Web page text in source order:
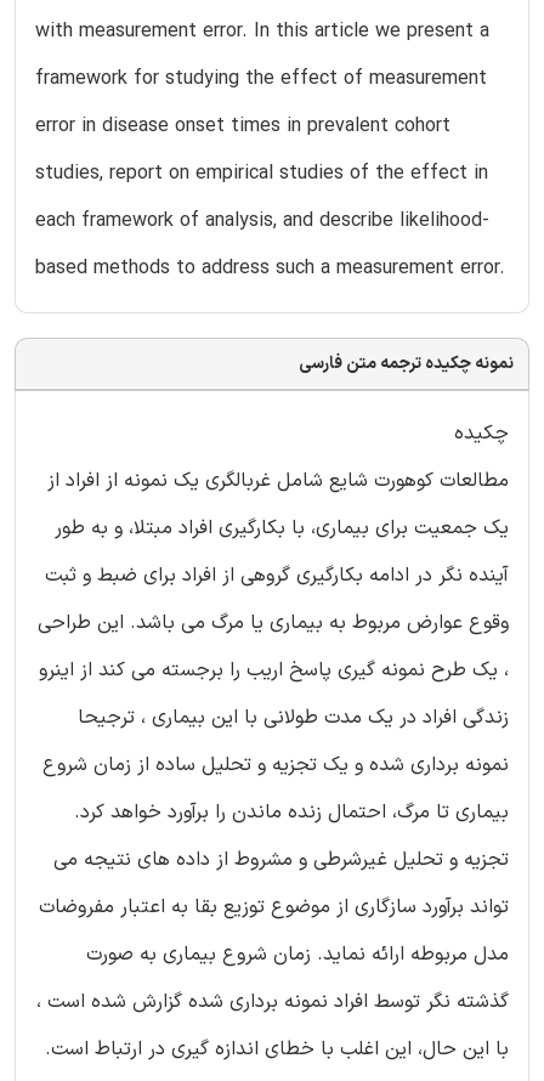
with measurement error. In this article we present a
framework for studying the effect of measurement
error in disease onset times in prevalent cohort
studies, report on empirical studies of the effect in
each framework of analysis, and describe likelihood-
based methods to address such a measurement error.
نمونه چکیده ترجمه متن فارسی
چکیده
مطالعات کوهورت شایع شامل غربالگری یک نمونه از افراد از
یک جمعیت برای بیماری، با بکارگیری افراد مبتلا، و به طور
آینده نگر در ادامه بکارگیری گروهی از افراد برای ضبط و ثبت
وقوع عوارض مربوط به بیماری یا مرگ می باشد. این طراحی
، یک طرح نمونه گیری پاسخ اریب را برجسته می کند از اینرو
زندگی افراد در یک مدت طولانی با این بیماری ، ترجیحا
نمونه برداری شده و یک تجزیه و تحلیل ساده از زمان شروع
بیماری تا مرگ، احتمال زنده ماندن را برآورد خواهد کرد.
تجزیه و تحلیل غیرشرطی و مشروط از داده های نتیجه می
تواند برآورد سازگاری از موضوع توزیع بقا به اعتبار مفروضات
مدل مربوطه ارائه نماید. زمان شروع بیماری به صورت
گذشته نگر توسط افراد نمونه برداری شده گزارش شده است ،
با این حال، این اغلب با خطای اندازه گیری در ارتباط است.